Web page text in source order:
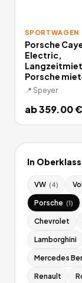
SPORTWAGEN
Porsche
Electric,
Porsche
📍 Speyer
ab359.00€
In
VW (4)
Porsche (1)
Chevrolet
Lamborghini
Mercedes
Renault